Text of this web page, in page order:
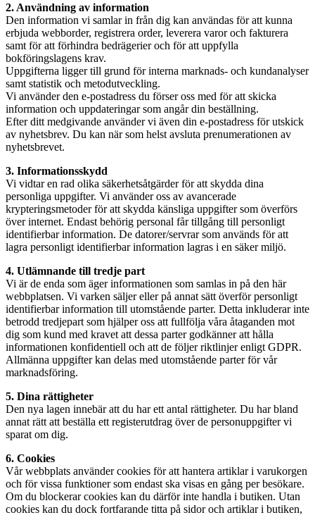
2. Användning av information
Den information vi samlar in från dig kan användas för att kunna
erbjuda webborder, registrera order, leverera varor och fakturera
samt för att förhindra bedrägerier och för att uppfylla
bokföringslagens krav.
Uppgifterna ligger till grund för interna marknads- och kundanalyser
samt statistik och metodutveckling.
Vi använder den e-postadress du förser oss med för att skicka
information och uppdateringar som angår din beställning.
Efter ditt medgivande använder vi även din e-postadress för utskick
av nyhetsbrev. Du kan när som helst avsluta prenumerationen av
nyhetsbrevet.
3. Informationsskydd
Vi vidtar en rad olika säkerhetsåtgärder för att skydda dina
personliga uppgifter. Vi använder oss av avancerade
krypteringsmetoder för att skydda känsliga uppgifter som överförs
över internet. Endast behörig personal får tillgång till personligt
identifierbar information. De datorer/servrar som används för att
lagra personligt identifierbar information lagras i en säker miljö.
4. Utlämnande till tredje part
Vi är de enda som äger informationen som samlas in på den här
webbplatsen. Vi varken säljer eller på annat sätt överför personligt
identifierbar information till utomstående parter. Detta inkluderar inte
betrodd tredjepart som hjälper oss att fullfölja våra åtaganden mot
dig som kund med kravet att dessa parter godkänner att hålla
informationen konfidentiell och att de följer riktlinjer enligt GDPR.
Allmänna uppgifter kan delas med utomstående parter för vår
marknadsföring.
5. Dina rättigheter
Den nya lagen innebär att du har ett antal rättigheter. Du har bland
annat rätt att beställa ett registerutdrag över de personuppgifter vi
sparat om dig.
6. Cookies
Vår webbplats använder cookies för att hantera artiklar i varukorgen
och för vissa funktioner som endast ska visas en gång per besökare.
Om du blockerar cookies kan du därför inte handla i butiken. Utan
cookies kan du dock fortfarande titta på sidor och artiklar i butiken,